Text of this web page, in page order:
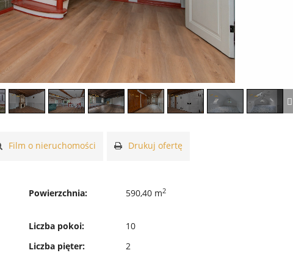
Film o nieruchomości Drukuj ofertę
Powierzchnia: 590,40 m2
Liczba pokoi:
10
Liczba pięter:
2